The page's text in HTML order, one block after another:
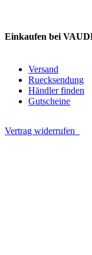
Einkaufen bei
Versand
Ruecksendung
Händler finden
Gutscheine
Vertrag widerrufen